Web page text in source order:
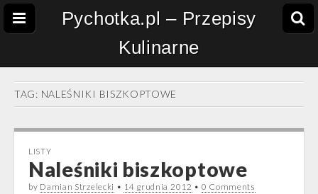
Pychotka.pl – Przepisy
Kulinarne
TAG: NALEŚNIKI BISZKOPTOWE
LISTY
Naleśniki biszkoptowe
by Damian Strzelecki • 14 grudnia 2012 • 0 Comments